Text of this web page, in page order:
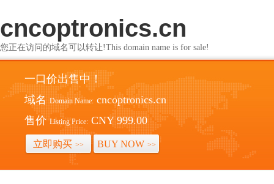
cncoptronics.cn
您正在访问的域名可以转让!This domain name is for sale!
一口价出售中！
域名 Domain Name: cncoptronics.cn
售价 Listing Price: CNY 999.00
立即购买 >> BUY NOW >>